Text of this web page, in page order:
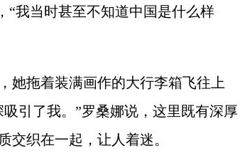
“我当时甚至不知道中国是什么样
拖着装满画作的大行李箱飞往上
引了我。”罗桑娜说，这里既有深厚
交织在一起，让人着迷。